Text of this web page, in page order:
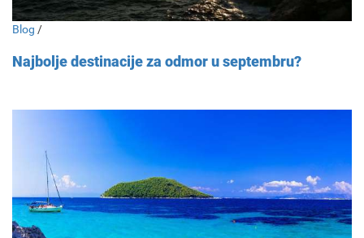
Blog /
Najbolje destinacije za odmor u septembru?